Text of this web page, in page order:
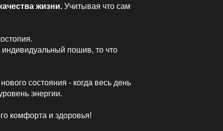
жизни. Учитывая что сам
пошив, то что
состояния - когда весь день
энергии.
комфорта и здоровья!